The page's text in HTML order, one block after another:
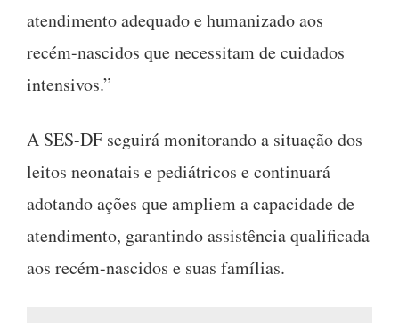
atendimento adequado e humanizado aos
recém-nascidos que necessitam de cuidados
intensivos.”
A SES-DF seguirá monitorando a situação dos
leitos neonatais e pediátricos e continuará
adotando ações que ampliem a capacidade de
atendimento, garantindo assistência qualificada
aos recém-nascidos e suas famílias.